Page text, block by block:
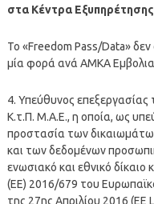
στα Κέντρα
To «Freedom Pass/Data»
μία φορά ανά ΑΜΚΑ
4. Υπεύθυνος επεξεργασίας
Κ.τ.Π. Μ.Α.Ε., η οποία, ως
προστασία των
και των δεδομένων
ενωσιακό και εθνικό
(ΕΕ) 2016/679 του
της 27ης Απριλίου 2016 (EE